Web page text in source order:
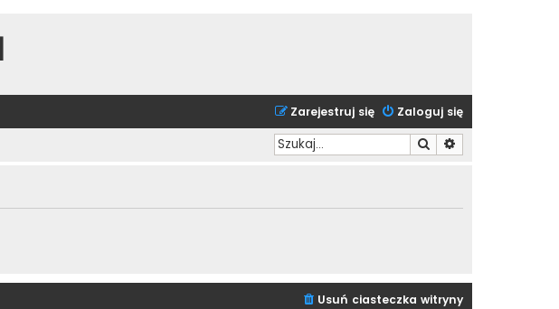
Zaloguj się
Zarejestruj się
Szukaj
Usuń ciasteczka witryny